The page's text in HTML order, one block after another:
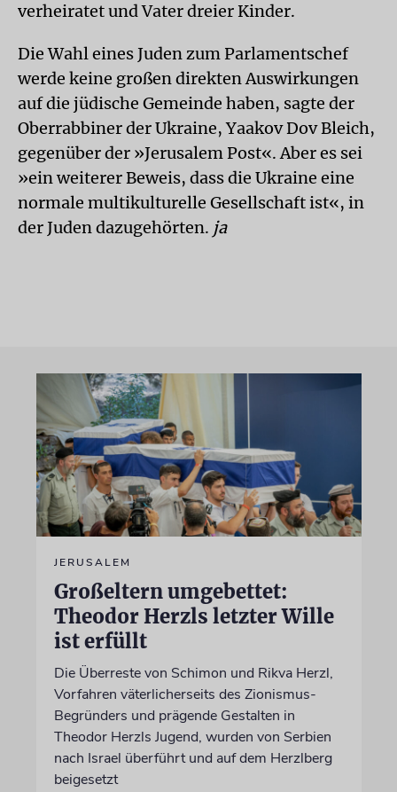
verheiratet und Vater dreier Kinder.
Die Wahl eines Juden zum Parlamentschef
werde keine großen direkten Auswirkungen
auf die jüdische Gemeinde haben, sagte der
Oberrabbiner der Ukraine, Yaakov Dov Bleich,
gegenüber der »Jerusalem Post«. Aber es sei
»ein weiterer Beweis, dass die Ukraine eine
normale multikulturelle Gesellschaft ist«, in
der Juden dazugehörten. ja
JERUSALEM
Großeltern umgebettet:
Theodor Herzls letzter Wille
ist erfüllt
Die Überreste von Schimon und Rikva Herzl,
Vorfahren väterlicherseits des Zionismus-
Begründers und prägende Gestalten in
Theodor Herzls Jugend, wurden von Serbien
nach Israel überführt und auf dem Herzlberg
beigesetzt